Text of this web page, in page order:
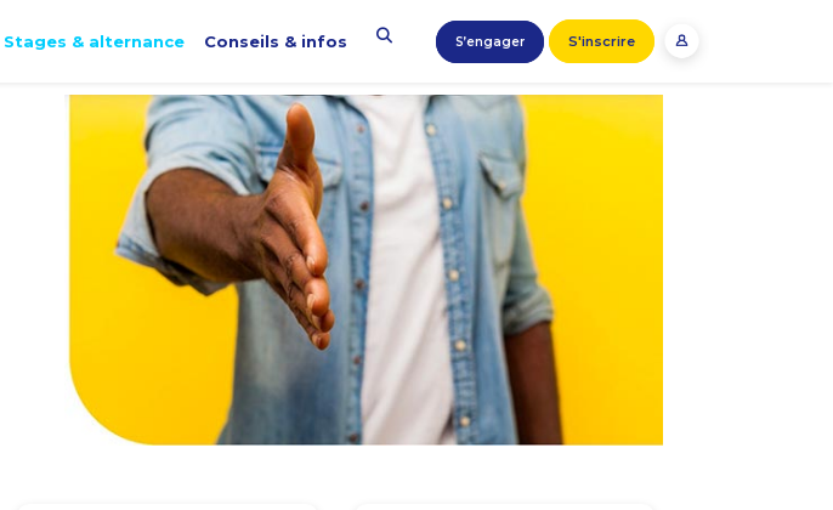
Stages & alternance Conseils & infos S’engager S'inscrire